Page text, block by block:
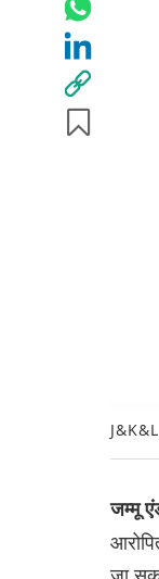
जम्मू